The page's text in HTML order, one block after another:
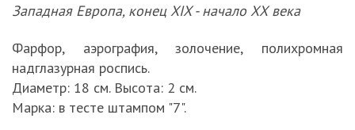
Западная Европа, конец XIX - начало ХХ века
Фарфор, аэрография, золочение, полихромная
надглазурная роспись.
Диаметр: 18 см. Высота: 2 см.
Марка: в тесте штампом "7".